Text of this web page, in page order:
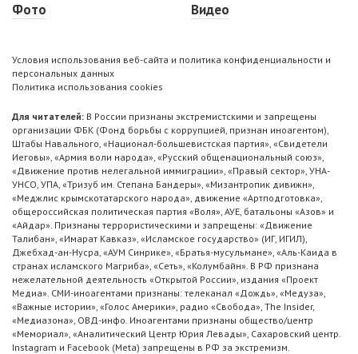
Фото
Видео
Условия использования веб-сайта и политика конфиденциальности и
персональных данных
Политика использования cookies
Для читателей: В России признаны экстремистскими и запрещены
организации ФБК (Фонд борьбы с коррупцией, признан иноагентом),
Штабы Навального, «Национал-большевистская партия», «Свидетели
Иеговы», «Армия воли народа», «Русский общенациональный союз»,
«Движение против нелегальной иммиграции», «Правый сектор», УНА-
УНСО, УПА, «Тризуб им. Степана Бандеры», «Мизантропик дивижн»,
«Меджлис крымскотатарского народа», движение «Артподготовка»,
общероссийская политическая партия «Воля», АУЕ, батальоны «Азов» и
«Айдар». Признаны террористическими и запрещены: «Движение
Талибан», «Имарат Кавказ», «Исламское государство» (ИГ, ИГИЛ),
Джебхад-ан-Нусра, «АУМ Синрике», «Братья-мусульмане», «Аль-Каида в
странах исламского Магриба», «Сеть», «Колумбайн». В РФ признана
нежелательной деятельность «Открытой России», издания «Проект
Медиа». СМИ-иноагентами признаны: телеканал «Дождь», «Медуза»,
«Важные истории», «Голос Америки», радио «Свобода», The Insider,
«Медиазона», ОВД-инфо. Иноагентами признаны общество/центр
«Мемориал», «Аналитический Центр Юрия Левады», Сахаровский центр.
Instagram и Facebook (Metа) запрещены в РФ за экстремизм.